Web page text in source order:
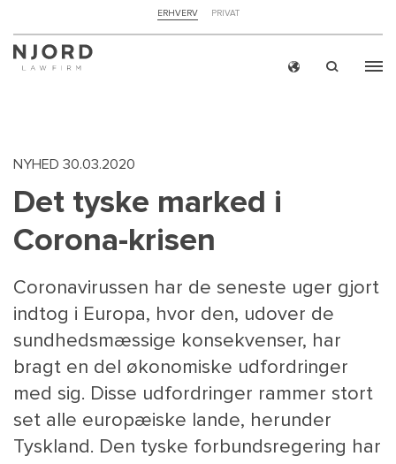
TOP
MENU
ERHVERV PRIVAT
NYHED 30.03.2020
Det tyske marked i
Corona-krisen
Coronavirussen har de seneste uger gjort
indtog i Europa, hvor den, udover de
sundhedsmæssige konsekvenser, har
bragt en del økonomiske udfordringer
med sig. Disse udfordringer rammer stort
set alle europæiske lande, herunder
Tyskland. Den tyske forbundsregering har